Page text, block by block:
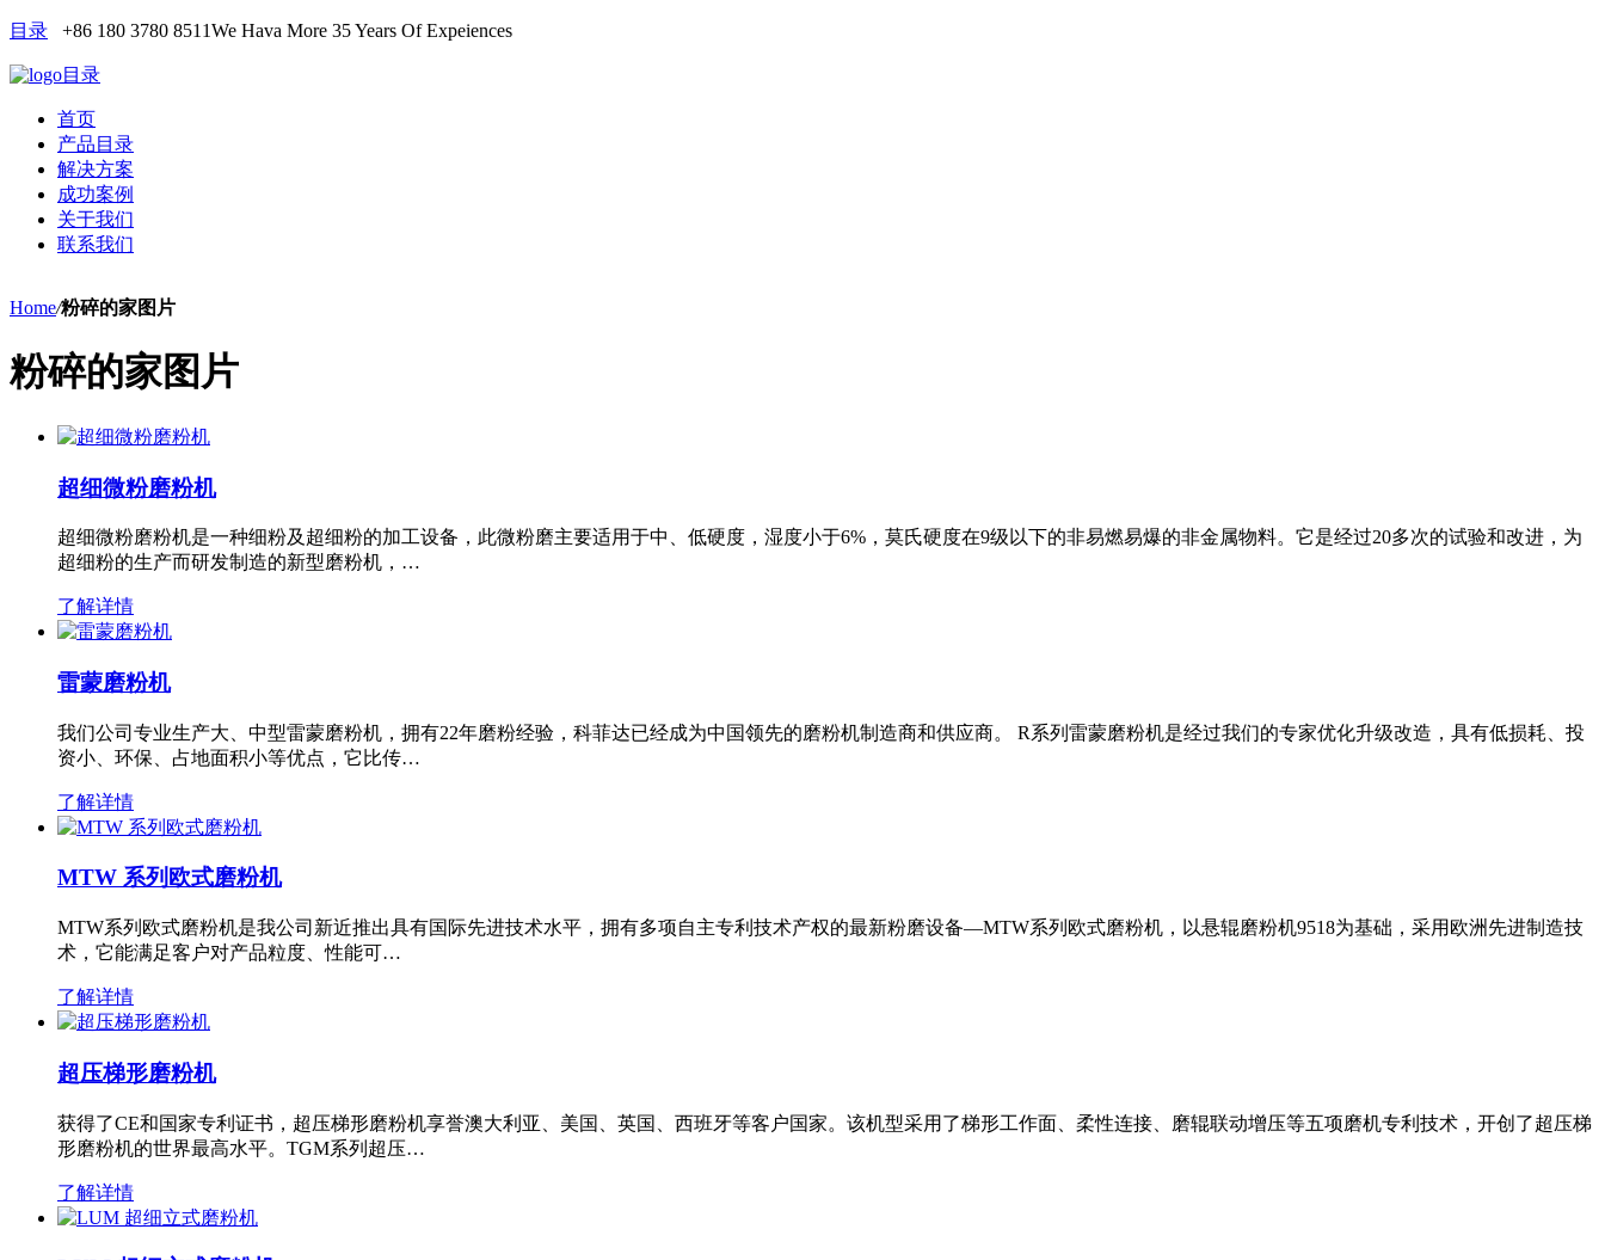
目录 +86 180 3780 8511We Hava More 35 Years Of Expeiences
目录
首页
产品目录
解决方案
成功案例
关于我们
联系我们
Home/粉碎的家图片
粉碎的家图片
超细微粉磨粉机
超细微粉磨粉机是一种细粉及超细粉的加工设备，此微粉磨主要适用于中、低硬度，湿度小于6%，莫氏硬度在9级以下的非易燃易爆的非金属物料。它是经过20多次的试验和改进，为
超细粉的生产而研发制造的新型磨粉机，…
了解详情
雷蒙磨粉机
我们公司专业生产大、中型雷蒙磨粉机，拥有22年磨粉经验，科菲达已经成为中国领先的磨粉机制造商和供应商。 R系列雷蒙磨粉机是经过我们的专家优化升级改造，具有低损耗、投
资小、环保、占地面积小等优点，它比传…
了解详情
MTW 系列欧式磨粉机
MTW系列欧式磨粉机是我公司新近推出具有国际先进技术水平，拥有多项自主专利技术产权的最新粉磨设备—MTW系列欧式磨粉机，以悬辊磨粉机9518为基础，采用欧洲先进制造技
术，它能满足客户对产品粒度、性能可…
了解详情
超压梯形磨粉机
获得了CE和国家专利证书，超压梯形磨粉机享誉澳大利亚、美国、英国、西班牙等客户国家。该机型采用了梯形工作面、柔性连接、磨辊联动增压等五项磨机专利技术，开创了超压梯
形磨粉机的世界最高水平。TGM系列超压…
了解详情